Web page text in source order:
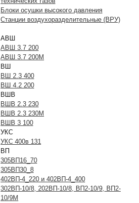
Блоки осушки высокого давления
Станции воздухоразделительные (ВРУ)
АВШ
АВШ 3.7 200
АВШ 3.7 200М
ВШ
ВШ 2.3 400
ВШ 4.2 200
ВШВ
ВШВ 2.3 230
ВШВ 2.3 230М
ВШВ 3 100
УКС
УКС 400в 131
ВП
305ВП16_70
305ВП30_8
402ВП-4_220 и 402ВП-4_400
302ВП-10/8, 202ВП-10/8, ВП2-10/9, ВП2-
10/9М